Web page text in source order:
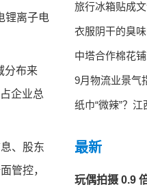
锂离子电
分布来
企业总
、股东
管控，
旅行冰箱贴成
衣服阴干的臭
中塔合作棉花
9月物流业景气
纸巾“微辣”？
最新
玩偶拍摄 0.9